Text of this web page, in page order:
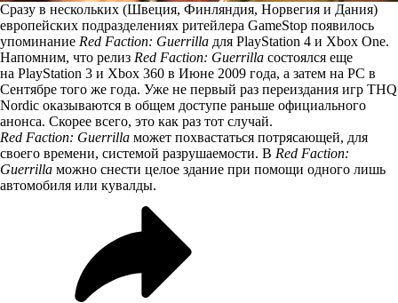
Сразу в нескольких (Швеция, Финляндия, Норвегия и Дания)
европейских подразделениях ритейлера GameStop появилось
упоминание Red Faction: Guerrilla для PlayStation 4 и Xbox One.
Напомним, что релиз Red Faction: Guerrilla состоялся еще
на PlayStation 3 и Xbox 360 в Июне 2009 года, а затем на PC в
Сентябре того же года. Уже не первый раз переиздания игр THQ
Nordic оказываются в общем доступе раньше официального
анонса. Скорее всего, это как раз тот случай.
Red Faction: Guerrilla может похвастаться потрясающей, для
своего времени, системой разрушаемости. В Red Faction:
Guerrilla можно снести целое здание при помощи одного лишь
автомобиля или кувалды.